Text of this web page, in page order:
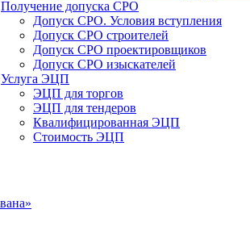
Получение допуска СРО
Допуск СРО. Условия вступления
Допуск СРО строителей
Допуск СРО проектировщиков
Допуск СРО изыскателей
Услуга ЭЦП
ЭЦП для торгов
ЭЦП для тендеров
Квалифицированная ЭЦП
Стоимость ЭЦП